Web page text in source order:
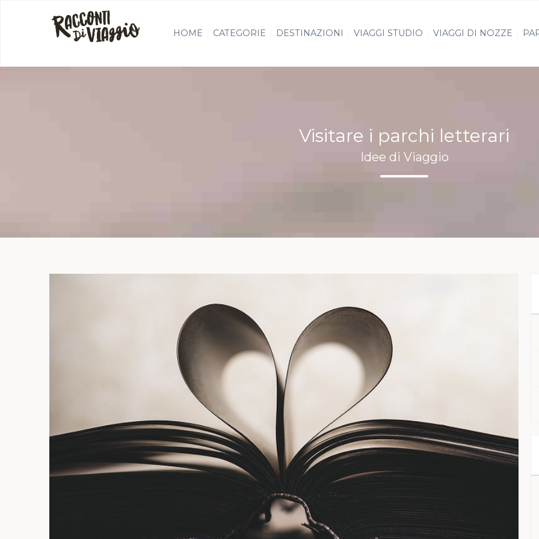
HOME CATEGORIE DESTINAZIONI VIAGGI STUDIO VIAGGI DI NOZZE
Visitare i parchi letterari
Idee di Viaggio